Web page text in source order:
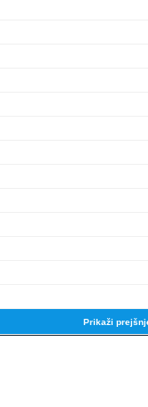
Prikaži